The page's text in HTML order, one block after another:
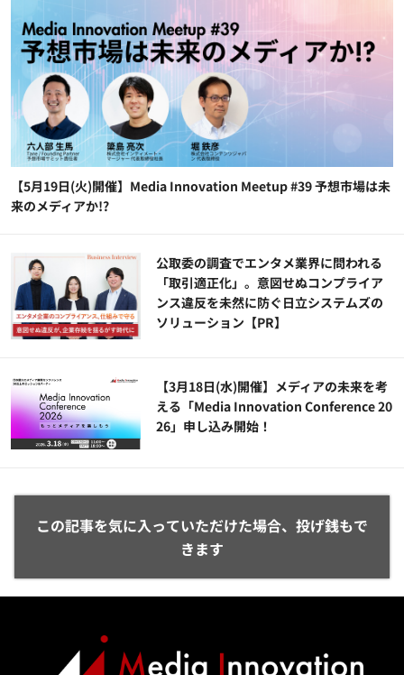
【5月19日(火)開催】Media Innovation Meetup #39 予想市場は未
来のメディアか!?
公​​取委の調査でエンタメ業界に問われる
「取引適正化」。意図せぬコンプライア
ンス違反を未然に防ぐ日立システムズの
ソリューション​【PR】
【3月18日(水)開催】メディアの未来を考
える「Media Innovation Conference 20
26」申し込み開始！
この記事を気に入っていただけた場合、投げ銭もで
きます